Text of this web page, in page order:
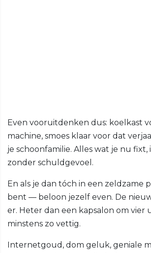
Even vooruitdenken dus: koelkast
machine, smoes klaar voor dat
je schoonfamilie. Alles wat je nu fixt,
zonder schuldgevoel.
En als je dan tóch in een zeldzame
bent — beloon jezelf even. De
er. Heter dan een kapsalon om vier
minstens zo vettig.
Internetgoud, dom geluk, geniale